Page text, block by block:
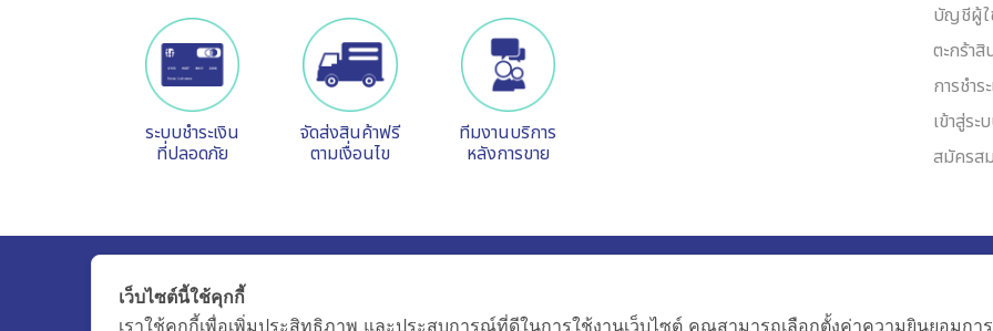
ระบบชำระเงิน
ที่ปลอดภัย
จัดส่งสินค้าฟรี
ตามเงื่อนไข
ทีมงานบริการ
หลังการขาย
บัญชีผู้
ตะกร้าสิ
การชำร
เข้าสู่ระ
สมัครส
Udom Medical Equipment Co.,Ltd.
80 Pattanakarn 69, Prawet, Bangkok, 10250 Thailand
เว็บไซต์นี้ใช้คุกกี้
เราใช้คุกกี้เพื่อเพิ่มประสิทธิภาพ และประสบการณ์ที่ดีในการใช้งานเว็บไซต์ คุณสามารถเลือกตั้งค่าความยินยอมก